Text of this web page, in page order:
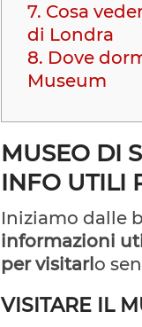
7. Cosa
di Londra
8. Dove
Museum
MUSEO DI
INFO UTILI
Iniziamo dalle
informazioni
per visitarlo
VISITARE IL